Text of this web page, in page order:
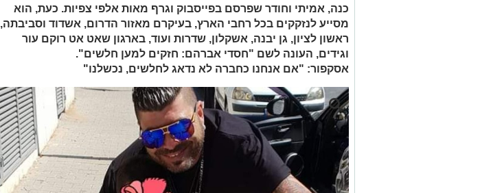
כנה, אמיתי וחודר שפרסם בפייסבוק וגרף מאות אלפי צפיות. כעת, הוא
מסייע לנזקקים בכל רחבי הארץ, בעיקרם מאזור הדרום, אשדוד וסביבתה,
ראשון לציון, גן יבנה, אשקלון, שדרות ועוד, בארגון שאט אט רוקם עור
וגידים, העונה לשם "חסדי אברהם: חזקים למען חלשים".
אסקפור: "אם אנחנו כחברה לא נדאג לחלשים, נכשלנו"